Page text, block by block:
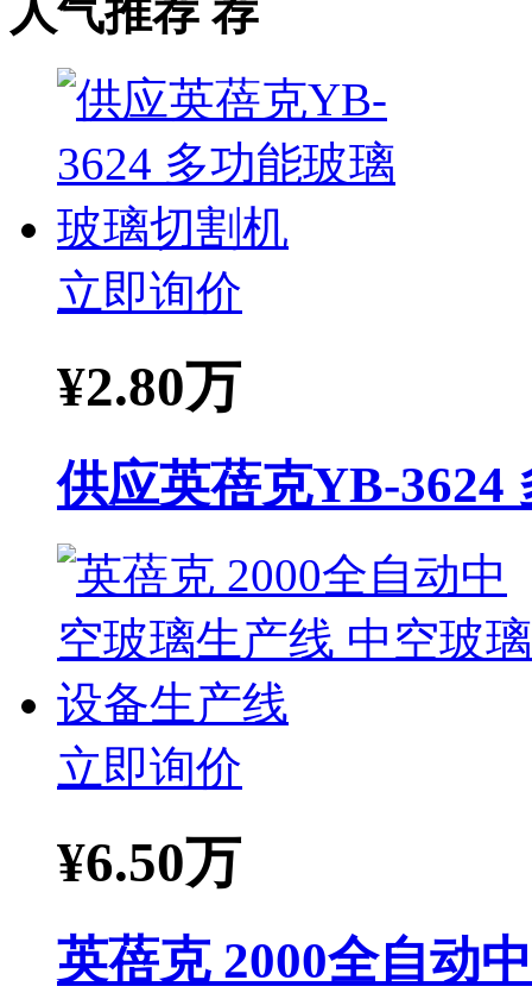
人气推荐
立即询价
¥2.80万
供应英蓓克YB-3624
立即询价
¥6.50万
英蓓克 2000全自动